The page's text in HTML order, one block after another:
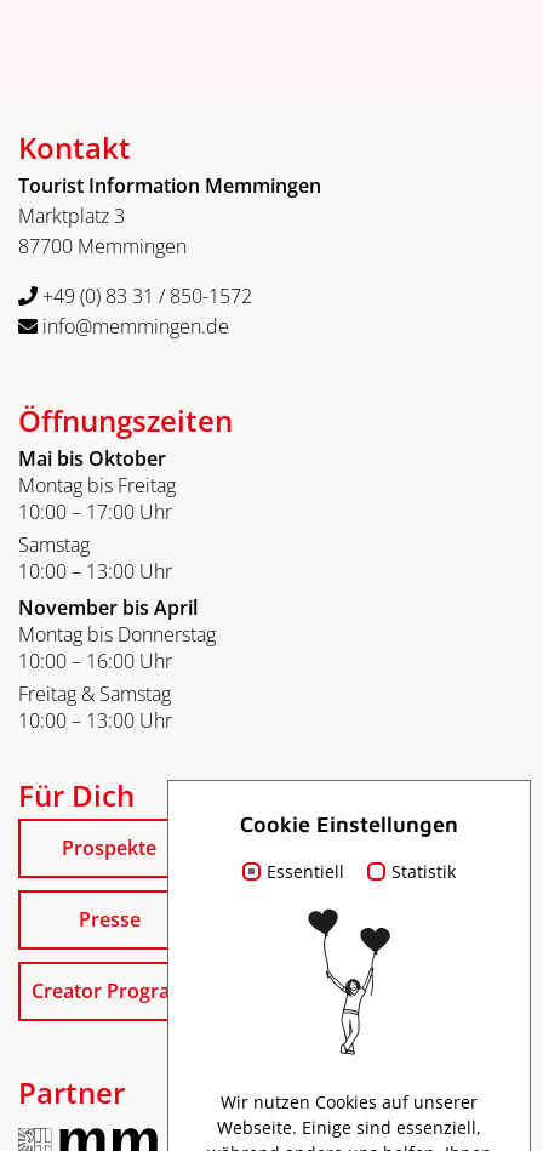
Kontakt
Tourist Information Memmingen
Marktplatz 3
87700 Memmingen
+49 (0) 83 31 / 850-1572
info@memmingen.de
Öffnungszeiten
Mai bis Oktober
Montag bis Freitag
10:00 – 17:00 Uhr
Samstag
10:00 – 13:00 Uhr
November bis April
Montag bis Donnerstag
10:00 – 16:00 Uhr
Freitag & Samstag
10:00 – 13:00 Uhr
Für Dich
Prospekte
Presse
Creator Program
Partner
Cookie Einstellungen
Essentiell Statistik
Wir nutzen Cookies auf unserer
Webseite. Einige sind essenziell,